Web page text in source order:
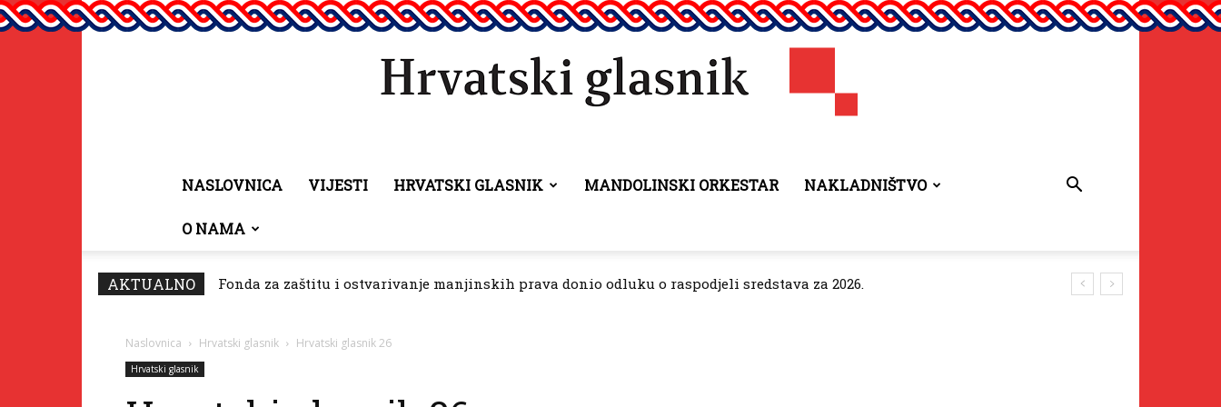
NASLOVNICA VIJESTI HRVATSKI GLASNIK MANDOLINSKI ORKESTAR NAKLADNIŠTVO
O NAMA
AKTUALNO Fonda za zaštitu i ostvarivanje manjinskih prava donio odluku o raspodjeli sredstava za 2026.
Naslovnica Hrvatski glasnik Hrvatski glasnik 26
Hrvatski glasnik